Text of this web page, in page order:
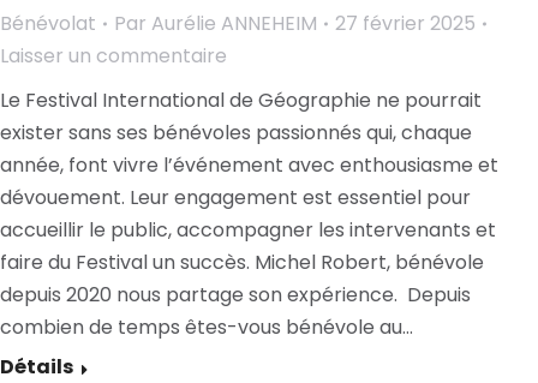
Bénévolat Par Aurélie ANNEHEIM
27 février 2025
Laisser un commentaire
Le Festival International de Géographie ne pourrait
exister sans ses bénévoles passionnés qui, chaque
année, font vivre l’événement avec enthousiasme et
dévouement. Leur engagement est essentiel pour
accueillir le public, accompagner les intervenants et
faire du Festival un succès. Michel Robert, bénévole
depuis 2020 nous partage son expérience. Depuis
combien de temps êtes-vous bénévole au…
Détails